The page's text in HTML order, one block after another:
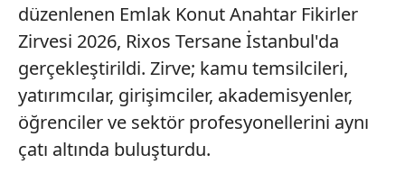
düzenlenen Emlak Konut Anahtar Fikirler
Zirvesi 2026, Rixos Tersane İstanbul'da
gerçekleştirildi. Zirve; kamu temsilcileri,
yatırımcılar, girişimciler, akademisyenler,
öğrenciler ve sektör profesyonellerini aynı
çatı altında buluşturdu.